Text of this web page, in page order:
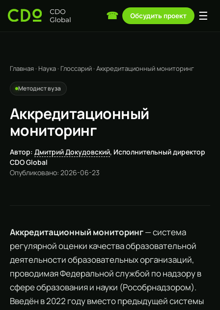
☎ Обсудить проект ☰
Главная · Наука · Глоссарий · Аккредитационный мониторинг
Методист вуза
Аккредитационный
мониторинг
Автор: Дмитрий Докудовский, Исполнительный директор
CDO Global
Опубликовано: 2026-06-23
Аккредитационный мониторинг— система
регулярной оценки качества образовательной
деятельности образовательных организаций,
проводимая Федеральной службой по надзору в
сфере образования и науки (Рособрнадзором).
Введён в 2022 году вместо предыдущей системы